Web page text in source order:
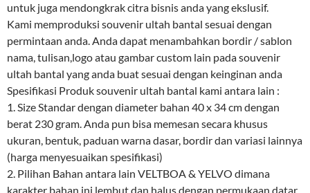
untuk juga mendongkrak citra bisnis anda yang ekslusif.
Kami memproduksi souvenir ultah bantal sesuai dengan
permintaan anda. Anda dapat menambahkan bordir / sablon
nama, tulisan,logo atau gambar custom lain pada souvenir
ultah bantal yang anda buat sesuai dengan keinginan anda
Spesifikasi Produk souvenir ultah bantal kami antara lain :
1. Size Standar dengan diameter bahan 40 x 34 cm dengan
berat 230 gram. Anda pun bisa memesan secara khusus
ukuran, bentuk, paduan warna dasar, bordir dan variasi lainnya
(harga menyesuaikan spesifikasi)
2. Pilihan Bahan antara lain VELTBOA & YELVO dimana
karakter bahan ini lembut dan halus dengan permukaan datar